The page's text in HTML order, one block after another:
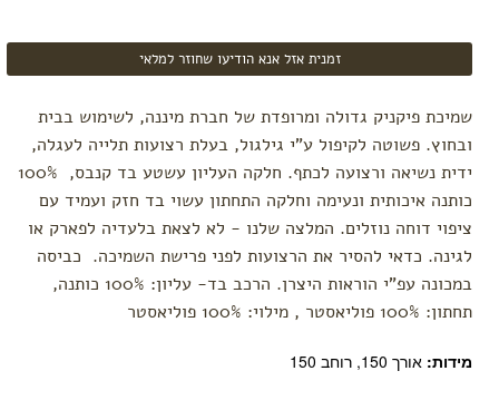
פעילות
משחק
שינה
לטיול
בגדי
ים
חיתולים
פעמיים
חיתולי
תיקי
זמנית אזל אנא הודיעו שחוזר למלאי
שמיכת פיקניק גדולה ומרופדת של חברת מיננה, לשימוש בבית
ובחוץ. פשוטה לקיפול ע"י גילגול, בעלת רצועות תלייה לעגלה,
ידית נשיאה ורצועה לכתף. חלקה העליון עשטע בד קנבס, 100%
כותנה איכותית ונעימה וחלקה התחתון עשוי בד חזק ועמיד עם
ציפוי דוחה נוזלים. המלצה שלנו - לא לצאת בלעדיה לפארק או
לגינה. כדאי להסיר את הרצועות לפני פרישת השמיכה. כביסה
במכונה עפ"י הוראות היצרן. הרכב בד- עליון: 100% כותנה,
תחתון: 100% פוליאסטר , מילוי: 100% פוליאסטר
מידות: אורך 150 , רוחב 150